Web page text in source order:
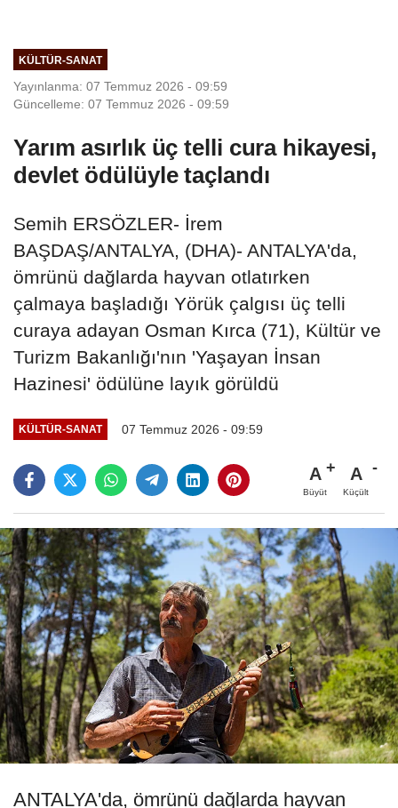
KÜLTÜR-SANAT
Yayınlanma: 07 Temmuz 2026 - 09:59
Güncelleme: 07 Temmuz 2026 - 09:59
Yarım asırlık üç telli cura hikayesi,
devlet ödülüyle taçlandı
Semih ERSÖZLER- İrem
BAŞDAŞ/ANTALYA, (DHA)- ANTALYA'da,
ömrünü dağlarda hayvan otlatırken
çalmaya başladığı Yörük çalgısı üç telli
curaya adayan Osman Kırca (71), Kültür ve
Turizm Bakanlığı'nın 'Yaşayan İnsan
Hazinesi' ödülüne layık görüldü
KÜLTÜR-SANAT 07 Temmuz 2026 - 09:59
A
Büyüt
A
Küçült
ANTALYA'da, ömrünü dağlarda hayvan